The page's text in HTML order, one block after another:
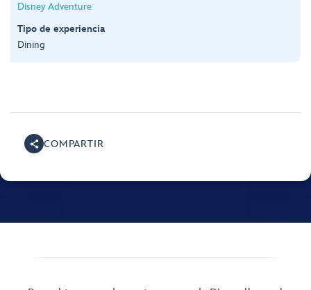
Disney Adventure
Tipo de experiencia
Dining
COMPARTIR